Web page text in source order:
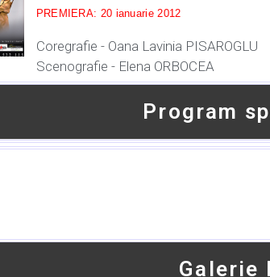
PREMIERA: 20 ianuarie 2012
Coregrafie - Oana Lavinia PISAROGLU
Scenografie - Elena ORBOCEA
Program
No data
Galerie